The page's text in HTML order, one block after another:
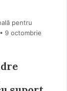
pentru
9 octombrie